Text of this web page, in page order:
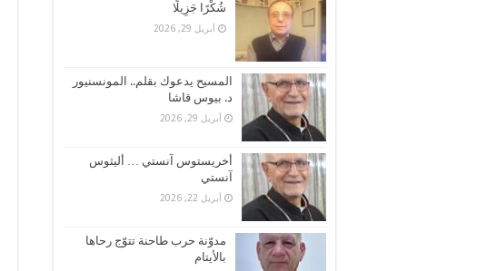
شُكْرًا جَزِيلًا
أبريل 29, 2026
المسيح يدعوك بقلم.. المونسنيور
د. بيوس قاشا
أبريل 29, 2026
أخريستوس آنستي … أليثوس
آنستي
أبريل 22, 2026
مدوّنة حرب طاحنة تتوّج رحاها
بالأيتام